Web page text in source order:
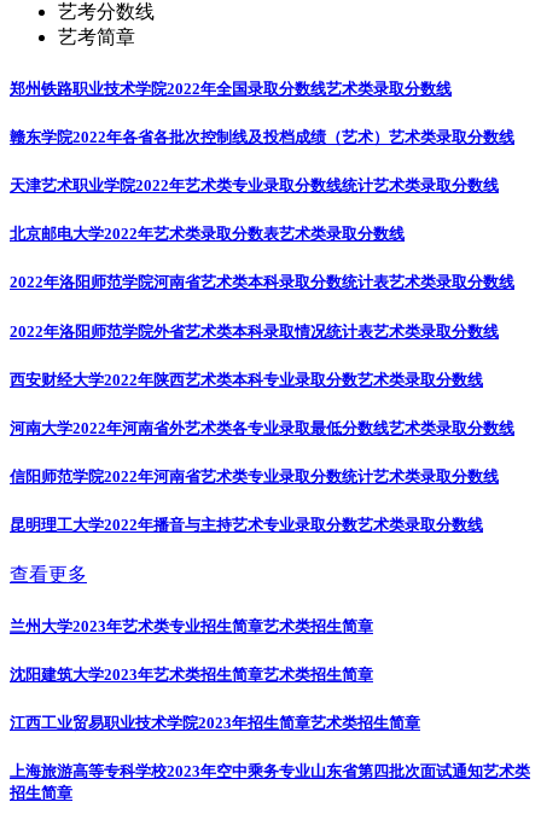
艺考分数线
艺考简章
郑州铁路职业技术学院2022年全国录取分数线艺术类录取分数线
赣东学院2022年各省各批次控制线及投档成绩（艺术） 艺术类录取分数线
天津艺术职业学院2022年艺术类专业录取分数线统计艺术类录取分数线
北京邮电大学2022年艺术类录取分数表艺术类录取分数线
2022年洛阳师范学院河南省艺术类本科录取分数统计表艺术类录取分数线
2022年洛阳师范学院外省艺术类本科录取情况统计表艺术类录取分数线
西安财经大学2022年陕西艺术类本科专业录取分数艺术类录取分数线
河南大学2022年河南省外艺术类各专业录取最低分数线艺术类录取分数线
信阳师范学院2022年河南省艺术类专业录取分数统计艺术类录取分数线
昆明理工大学2022年播音与主持艺术专业录取分数艺术类录取分数线
查看更多
兰州大学2023年艺术类专业招生简章艺术类招生简章
沈阳建筑大学2023年艺术类招生简章艺术类招生简章
江西工业贸易职业技术学院2023年招生简章艺术类招生简章
上海旅游高等专科学校2023年空中乘务专业山东省第四批次面试通知艺术类
招生简章